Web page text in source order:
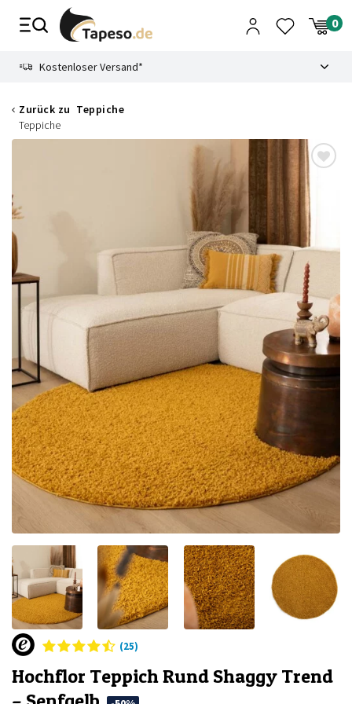
Zusammenbruch
Kostenloser Versand*
Zurück zu Teppiche
Teppiche
(25)
Hochflor Teppich Rund Shaggy Trend